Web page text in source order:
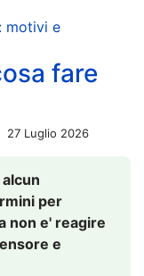
motivi e
fare
27 Luglio 2026
per
non e' reagire
e